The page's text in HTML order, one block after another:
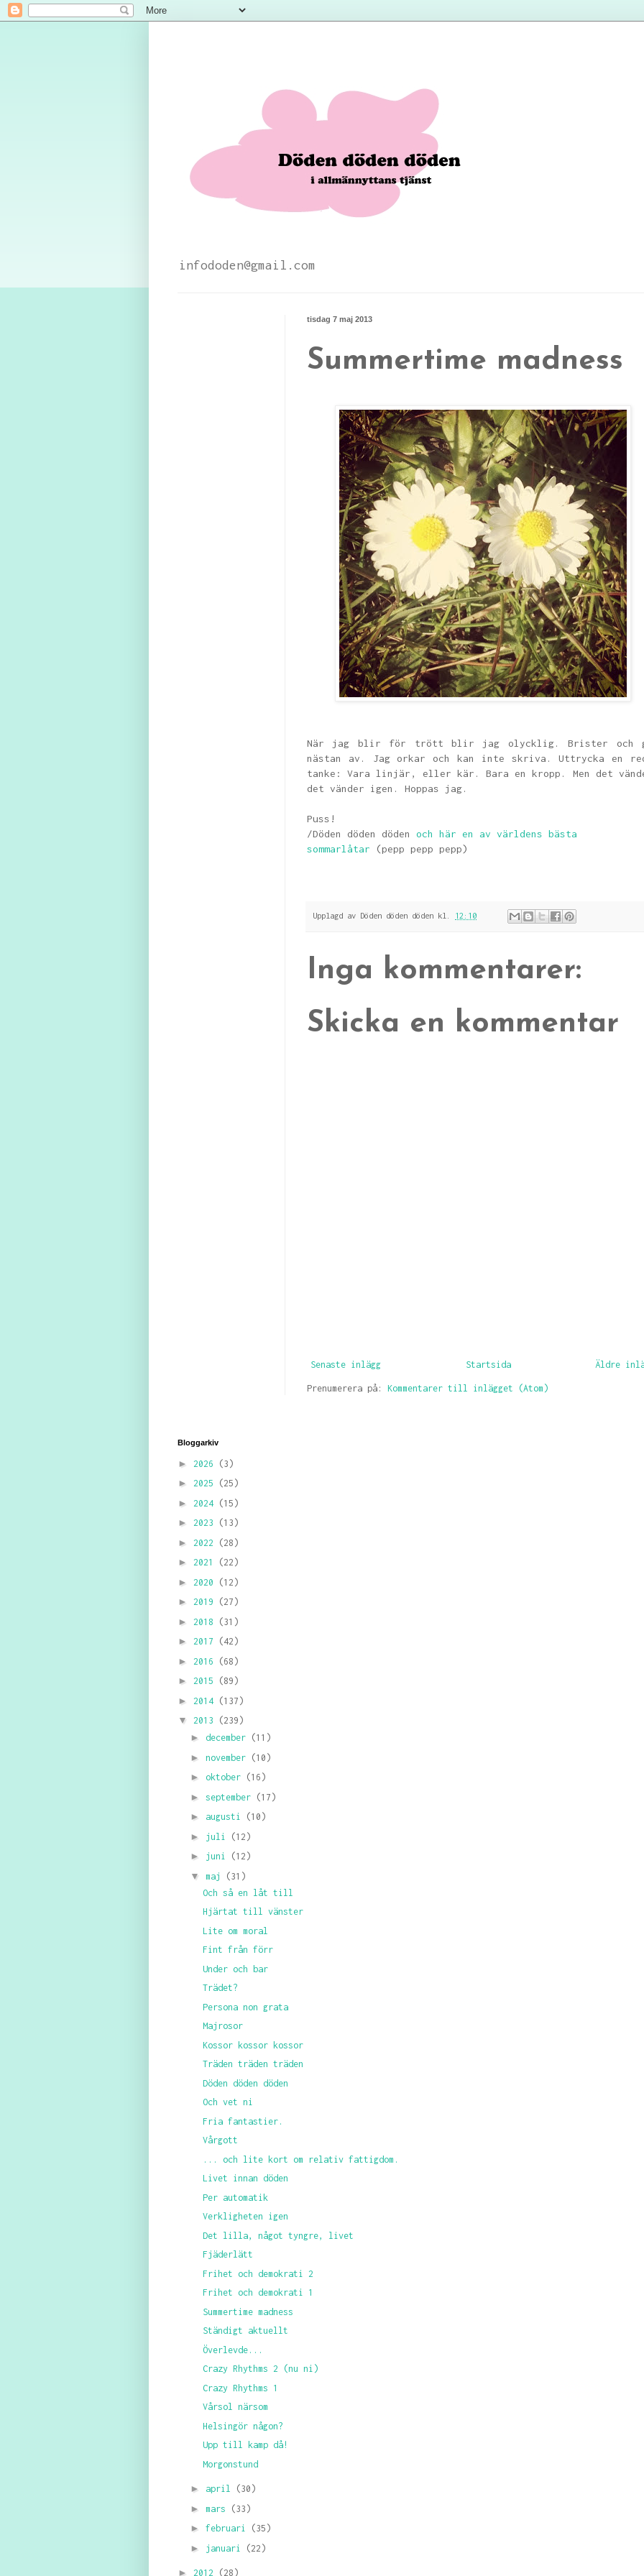
infododen@gmail.com
tisdag 7 maj 2013
Summertime madness
När jag blir för trött blir jag olycklig. Brister och
nästan av. Jag orkar och kan inte skriva. Uttrycka en
tanke: Vara linjär, eller kär. Bara en kropp. Men det
det vänder igen. Hoppas jag.
Puss!
/Döden döden döden och här en av världens bästa
sommarlåtar (pepp pepp pepp)
Upplagd av Döden döden döden kl. 12:10
Inga kommentarer:
Skicka en kommentar
Senaste inlägg Äldre
Startsida
Prenumerera på: Kommentarer till inlägget (Atom)
Bloggarkiv
► 2026 (3)
► 2025 (25)
► 2024 (15)
► 2023 (13)
► 2022 (28)
► 2021 (22)
► 2020 (12)
► 2019 (27)
► 2018 (31)
► 2017 (42)
► 2016 (68)
► 2015 (89)
► 2014 (137)
▼ 2013 (239)
► december (11)
► november (10)
► oktober (16)
► september (17)
► augusti (10)
► juli (12)
► juni (12)
▼ maj
(31)
Och så en låt till
Hjärtat till vänster
Lite om moral
Fint från förr
Under och bar
Trädet?
Persona non grata
Majrosor
Kossor kossor kossor
Träden träden träden
Döden döden döden
Och vet ni
Fria fantastier.
Vårgott
... och lite kort om relativ fattigdom.
Livet innan döden
Per automatik
Verkligheten igen
Det lilla, något tyngre, livet
Fjäderlätt
Frihet och demokrati 2
Frihet och demokrati 1
Summertime madness
Ständigt aktuellt
Överlevde...
Crazy Rhythms 2 (nu ni)
Crazy Rhythms 1
Vårsol närsom
Helsingör någon?
Upp till kamp då!
Morgonstund
► april (30)
► mars (33)
► februari (35)
► januari (22)
► 2012 (28)